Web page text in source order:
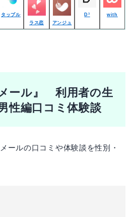
タップル
ラス恋 アンジュ
D³ with
メール』 利用者の生
性編口コミ体験談
ールの口コミや体験談を性別・